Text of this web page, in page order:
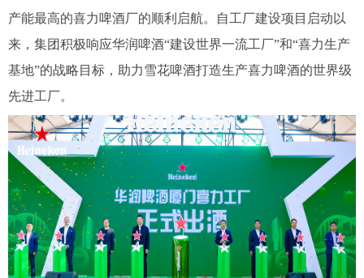
产能最高的喜力啤酒厂的顺利启航。自工厂建设项目启动以
来，集团积极响应华润啤酒“建设世界一流工厂”和“喜力生产
基地”的战略目标，助力雪花啤酒打造生产喜力啤酒的世界级
先进工厂。